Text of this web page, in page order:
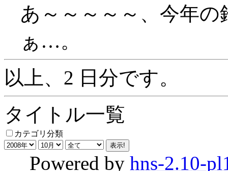
あ～～～～～、今年
ぁ…。
以上、2 日分です。
タイトル一覧
カテゴリ分類
Powered by hns-2.10-